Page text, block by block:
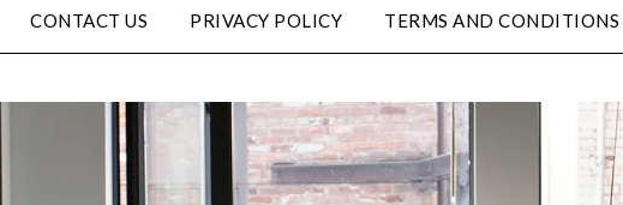
CONTACT US PRIVACY POLICY TERMS AND CONDITIONS